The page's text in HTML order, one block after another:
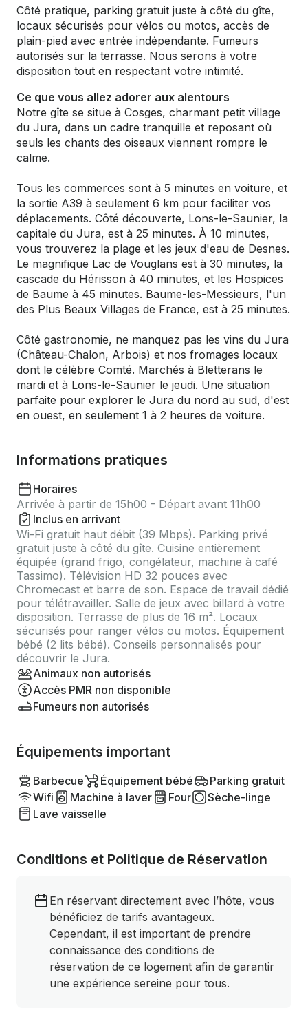
Côté pratique, parking gratuit juste à côté du gîte,
locaux sécurisés pour vélos ou motos, accès de
plain-pied avec entrée indépendante. Fumeurs
autorisés sur la terrasse. Nous serons à votre
disposition tout en respectant votre intimité.
Ce que vous allez adorer aux alentours
Notre gîte se situe à Cosges, charmant petit village
du Jura, dans un cadre tranquille et reposant où
seuls les chants des oiseaux viennent rompre le
calme.
Tous les commerces sont à 5 minutes en voiture, et
la sortie A39 à seulement 6 km pour faciliter vos
déplacements. Côté découverte, Lons-le-Saunier, la
capitale du Jura, est à 25 minutes. À 10 minutes,
vous trouverez la plage et les jeux d'eau de Desnes.
Le magnifique Lac de Vouglans est à 30 minutes, la
cascade du Hérisson à 40 minutes, et les Hospices
de Baume à 45 minutes. Baume-les-Messieurs, l'un
des Plus Beaux Villages de France, est à 25 minutes.
Côté gastronomie, ne manquez pas les vins du Jura
(Château-Chalon, Arbois) et nos fromages locaux
dont le célèbre Comté. Marchés à Bletterans le
mardi et à Lons-le-Saunier le jeudi. Une situation
parfaite pour explorer le Jura du nord au sud, d'est
en ouest, en seulement 1 à 2 heures de voiture.
Informations pratiques
Horaires
Arrivée à partir de 15h00 - Départ avant 11h00
Inclus en arrivant
Wi-Fi gratuit haut débit (39 Mbps). Parking privé
gratuit juste à côté du gîte. Cuisine entièrement
équipée (grand frigo, congélateur, machine à café
Tassimo). Télévision HD 32 pouces avec
Chromecast et barre de son. Espace de travail dédié
pour télétravailler. Salle de jeux avec billard à votre
disposition. Terrasse de plus de 16 m². Locaux
sécurisés pour ranger vélos ou motos. Équipement
bébé (2 lits bébé). Conseils personnalisés pour
découvrir le Jura.
Animaux non autorisés
Accès PMR non disponible
Fumeurs non autorisés
Équipements important
Barbecue Équipement bébé
Parking gratuit
Wifi
Machine à laver Four
Sèche-linge
Lave vaisselle
Conditions et Politique de Réservation
En réservant directement avec l’hôte, vous
bénéficiez de tarifs avantageux.
Cependant, il est important de prendre
connaissance des conditions de
réservation de ce logement afin de garantir
une expérience sereine pour tous.